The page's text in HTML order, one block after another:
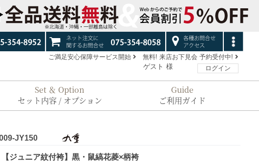
ご満足安心保障サービス開始 無料! 来店お下見会 予約受付中!
ゲスト 様 ログイン
Set ＆ Option
セット内容 / オプション
Guide
ご利用ガイド
JY150
【ジュニア紋付袴】黒・鼠縞花菱×柄袴